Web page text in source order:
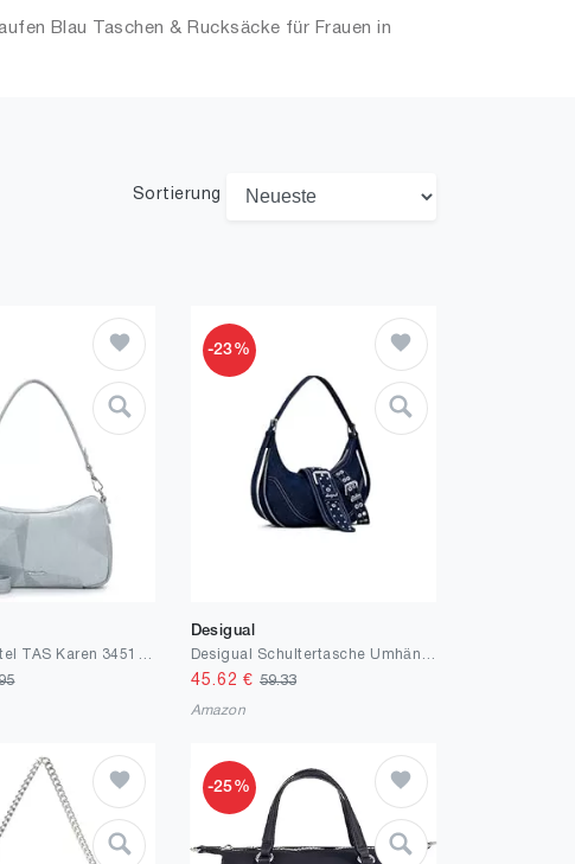
Blau Taschen & Rucksäcke für Frauen in
Sortierung
-23%
Desigual
45.62 € 59.33
Amazon
-25%